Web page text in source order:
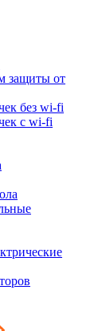
защиты от
без wi-fi
с wi-fi